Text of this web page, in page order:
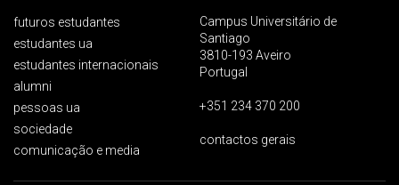
futuros estudantes
estudantes ua
estudantes internacionais
alumni
pessoas ua
sociedade
comunicação e media
Campus Universitário de
Santiago
3810-193 Aveiro
Portugal
+351 234 370 200
contactos gerais